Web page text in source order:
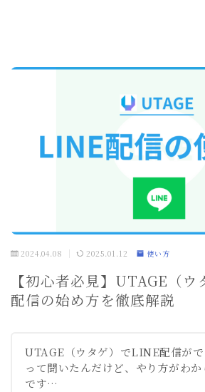
2024.04.08 2025.01.12 使い方
【初心者必見】UTAGE（
配信の始め方を徹底解説
UTAGE（ウタゲ）でLINE配信がで
って聞いたんだけど、やり方がわか
です…